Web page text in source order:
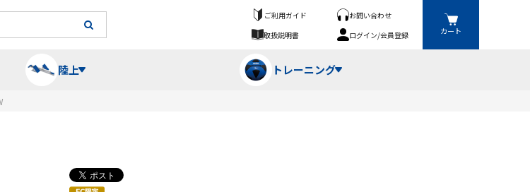
ご利用ガイド
お問い合わせ
取扱説明書
ログイン/会員登録 カート
陸上 トレーニング